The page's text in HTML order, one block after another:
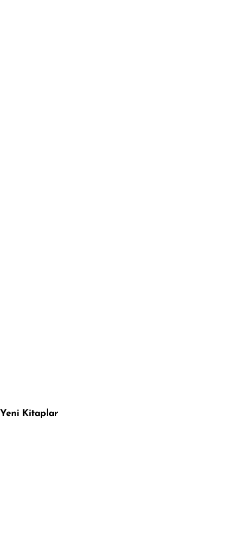
Yeni Kitaplar